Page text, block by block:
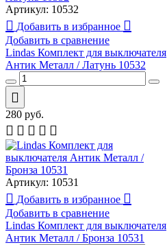
Артикул: 10532
Добавить в избранное
Добавить в сравнение
Lindas Комплект для выключателя
Антик Металл / Латунь 10532
280 руб.
Артикул: 10531
Добавить в избранное
Добавить в сравнение
Lindas Комплект для выключателя
Антик Металл / Бронза 10531